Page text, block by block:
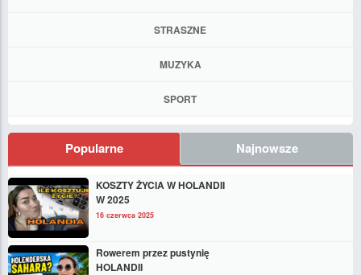
STRASZNE
MUZYKA
SPORT
Popularne Najnowsze
KOSZTY ŻYCIA W HOLANDII
W 2025
16 czerwca 2025
Rowerem przez pustynię
HOLANDII